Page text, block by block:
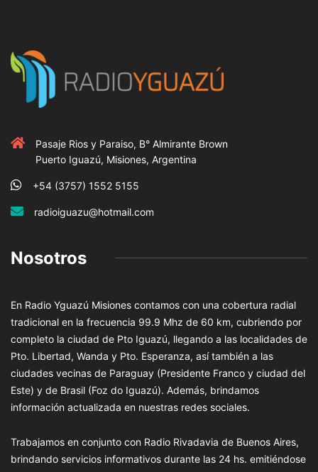
Pasaje Rios y Paraiso, B° Almirante Brown
Puerto Iguazú, Misiones, Argentina
+54 (3757) 1552 5155
radioiguazu@hotmail.com
Nosotros
En Radio Yguazú Misiones contamos con una cobertura radial
tradicional en la frecuencia 99.9 Mhz de 60 km, cubriendo por
completo la ciudad de Pto Iguazú, llegando a las localidades de
Pto. Libertad, Wanda y Pto. Esperanza, así también a las
ciudades vecinas de Paraguay (Presidente Franco y ciudad del
Este) y de Brasil (Foz do Iguazú). Además, brindamos
información actualizada en nuestras redes sociales.
Trabajamos en conjunto con Radio Rivadavia de Buenos Aires,
brindando servicios informativos durante las 24 hs. emitiéndose